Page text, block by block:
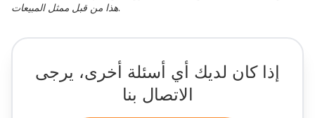
هذا من قبل ممثل المبيعات.
إذا كان لديك أي أسئلة أخرى، يرجى
الاتصال بنا